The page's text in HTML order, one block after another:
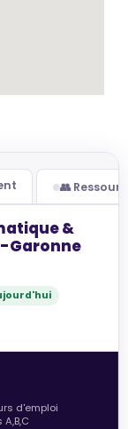
👥
&
Garonne
d'emploi